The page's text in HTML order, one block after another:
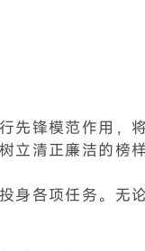
先锋模范作用，
立清正廉洁的榜样
身各项任务。无